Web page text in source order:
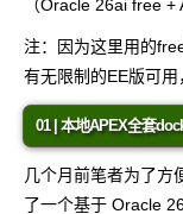
（Oracle 26ai free +
注：因为这里用的
有无限制的EE版可用
01 | 本地APEX全套
几个月前笔者为了方
了一个基于 Oracle